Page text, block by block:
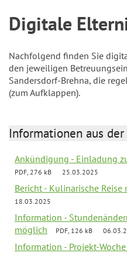
Digitale
Nachfolgend finden Sie
den jeweiligen
Sandersdorf-Brehna, die
(zum Aufklappen).
Informationen aus
Ankündigung - Einladung
PDF, 276 kB 25.03.2025
Bericht - Kulinarische Reise
18.03.2025
Information -
möglich
PDF, 126 kB
Information - Projekt-